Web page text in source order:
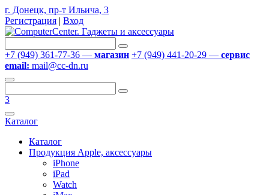
г. Донецк, пр-т Ильича, 3
Регистрация | Вход
+7 (949) 361-77-36 — магазин +7 (949) 441-20-29 — сервис
email: mail@cc-dn.ru
3
Каталог
Каталог
Продукция Apple, аксессуары
iPhone
iPad
Watch